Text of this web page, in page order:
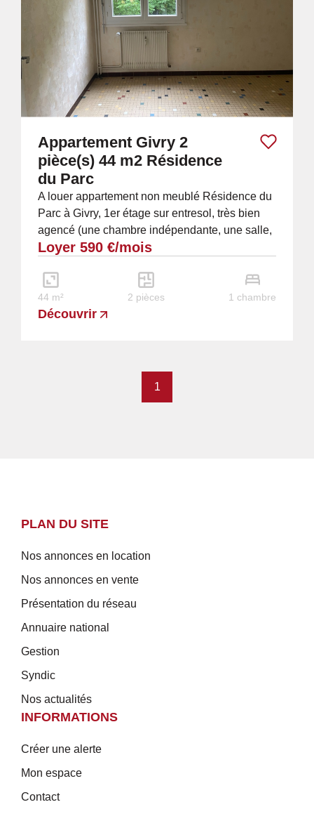
Appartement Givry 2
pièce(s) 44 m2 Résidence
du Parc
A louer appartement non meublé Résidence du
Parc à Givry, 1er étage sur entresol, très bien
agencé (une chambre indépendante, une salle,
une cuisine, une salle de douche, un WC,...
Loyer 590 €/mois
44 m² 2 pièces 1 chambre
Découvrir
1
PLAN DU SITE
Nos annonces en location
Nos annonces en vente
Présentation du réseau
Annuaire national
Gestion
Syndic
Nos actualités
INFORMATIONS
Créer une alerte
Mon espace
Contact